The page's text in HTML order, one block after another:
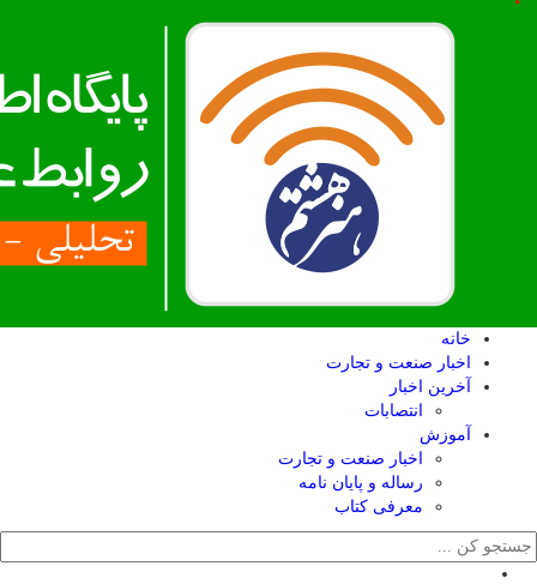
خانه
اخبار صنعت و تجارت
آخرین اخبار
انتصابات
آموزش
اخبار صنعت و تجارت
رساله و پایان نامه
معرفی کتاب